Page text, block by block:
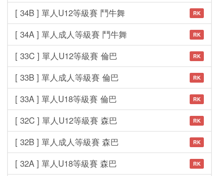
[ 34B ] 單人U12等級賽 鬥牛舞 RK
[ 34A ] 單人成人等級賽 鬥牛舞 RK
[ 33C ] 單人U12等級賽 倫巴 RK
[ 33B ] 單人成人等級賽 倫巴 RK
[ 33A ] 單人U18等級賽 倫巴 RK
[ 32C ] 單人U12等級賽 森巴 RK
[ 32B ] 單人成人等級賽 森巴 RK
[ 32A ] 單人U18等級賽 森巴 RK